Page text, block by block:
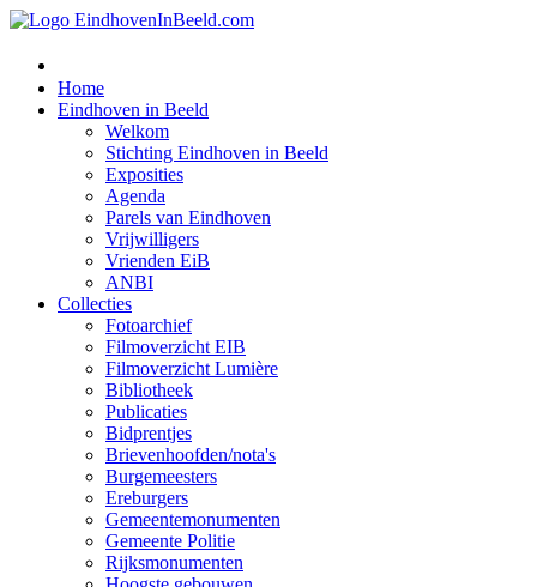
Home
Eindhoven in Beeld
Welkom
Stichting Eindhoven in Beeld
Exposities
Agenda
Parels van Eindhoven
Vrijwilligers
Vrienden EiB
ANBI
Collecties
Fotoarchief
Filmoverzicht EIB
Filmoverzicht Lumière
Bibliotheek
Publicaties
Bidprentjes
Brievenhoofden/nota's
Burgemeesters
Ereburgers
Gemeentemonumenten
Gemeente Politie
Rijksmonumenten